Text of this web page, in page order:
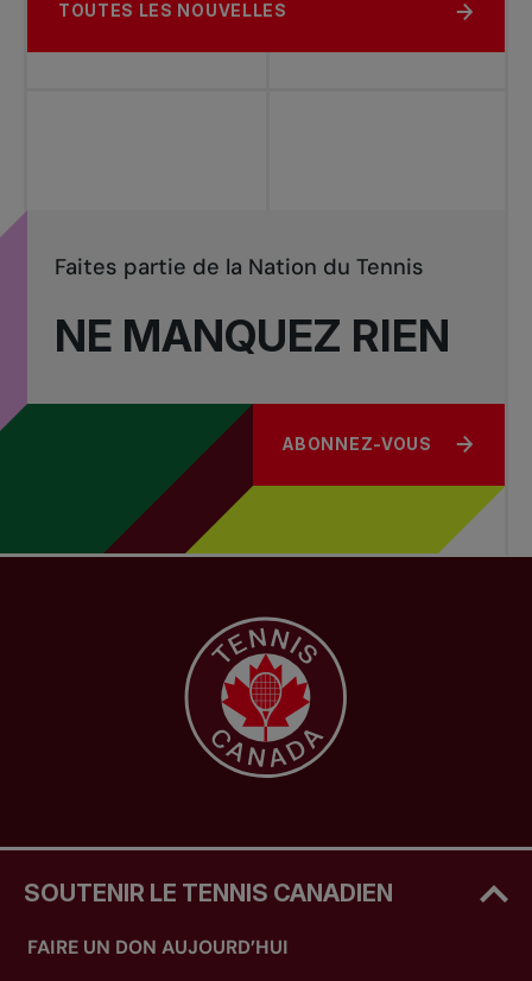
TOUTES LES NOUVELLES
NE MANQUEZ RIEN
Faites partie de la Nation du Tennis
ABONNEZ-VOUS
SOUTENIR LE TENNIS CANADIEN
FAIRE UN DON AUJOURD’HUI